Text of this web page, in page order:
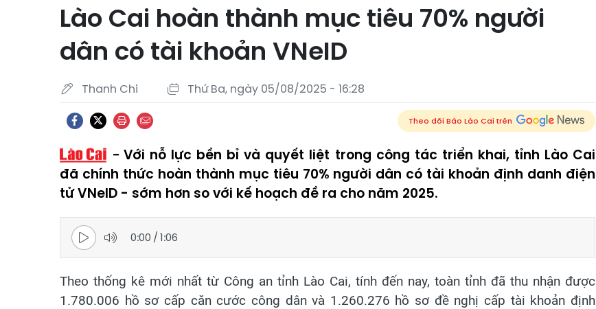
Lào Cai hoàn thành mục tiêu 70% người
dân có tài khoản VNeID
Thanh Chi Thứ Ba, ngày 05/08/2025 - 16:28
Theo dõi Báo Lào Cai trên
Với nỗ lực bền bỉ và quyết liệt trong công tác triển khai, tỉnh Lào Cai
đã chính thức hoàn thành mục tiêu 70% người dân có tài khoản định danh điện
tử VNeID - sớm hơn so với kế hoạch đề ra cho năm 2025.
0:00 /1:06
Theo thống kê mới nhất từ Công an tỉnh Lào Cai, tính đến nay, toàn tỉnh đã thu nhận được
1.780.006 hồ sơ cấp căn cước công dân và 1.260.276 hồ sơ đề nghị cấp tài khoản định